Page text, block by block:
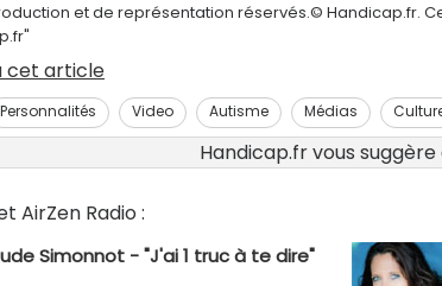
et de représentation réservés.© Handicap.fr.
cet article
Personnalités Video Autisme Médias
Handicap.fr vous suggère
AirZen Radio :
Simonnot - "J'ai 1 truc à te dire"